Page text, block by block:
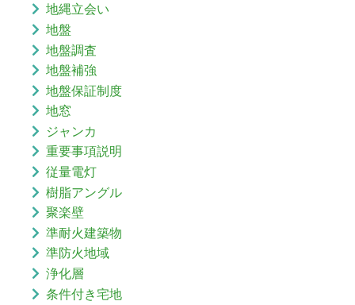
地縄立会い
地盤
地盤調査
地盤補強
地盤保証制度
地窓
ジャンカ
重要事項説明
従量電灯
樹脂アングル
聚楽壁
準耐火建築物
準防火地域
浄化層
条件付き宅地